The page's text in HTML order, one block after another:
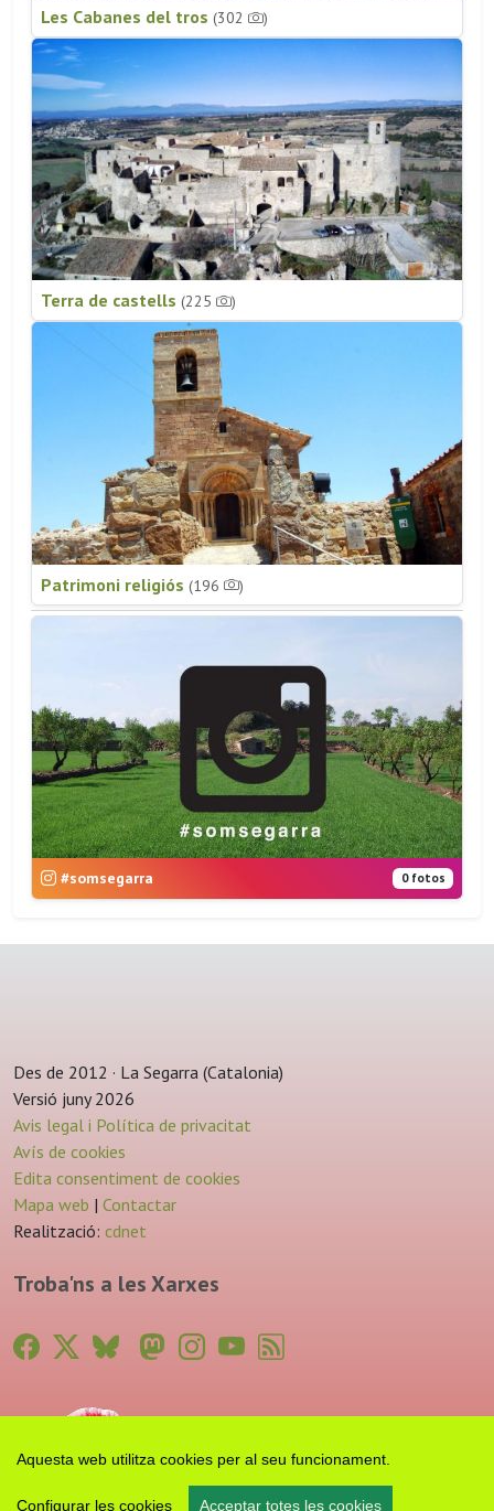
Aquesta web utilitza cookies per al seu funcionament.
Configurar les cookies Acceptar totes les cookies
Les Cabanes del tros (302 )
Terra de castells (225 )
Patrimoni religiós (196 )
#somsegarra 0 fotos
Des de 2012 · La Segarra (Catalonia)
Versió juny 2026
Avis legal i Política de privacitat
Avís de cookies
Edita consentiment de cookies
Mapa web | Contactar
Realització: cdnet
Troba'ns a les Xarxes